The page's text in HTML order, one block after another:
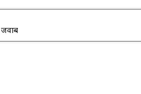
करते थे, तो आपके लिए बड़ी खबर
प्लान को बंद कर दिया है...
व्हाट्सएप
वाला है।